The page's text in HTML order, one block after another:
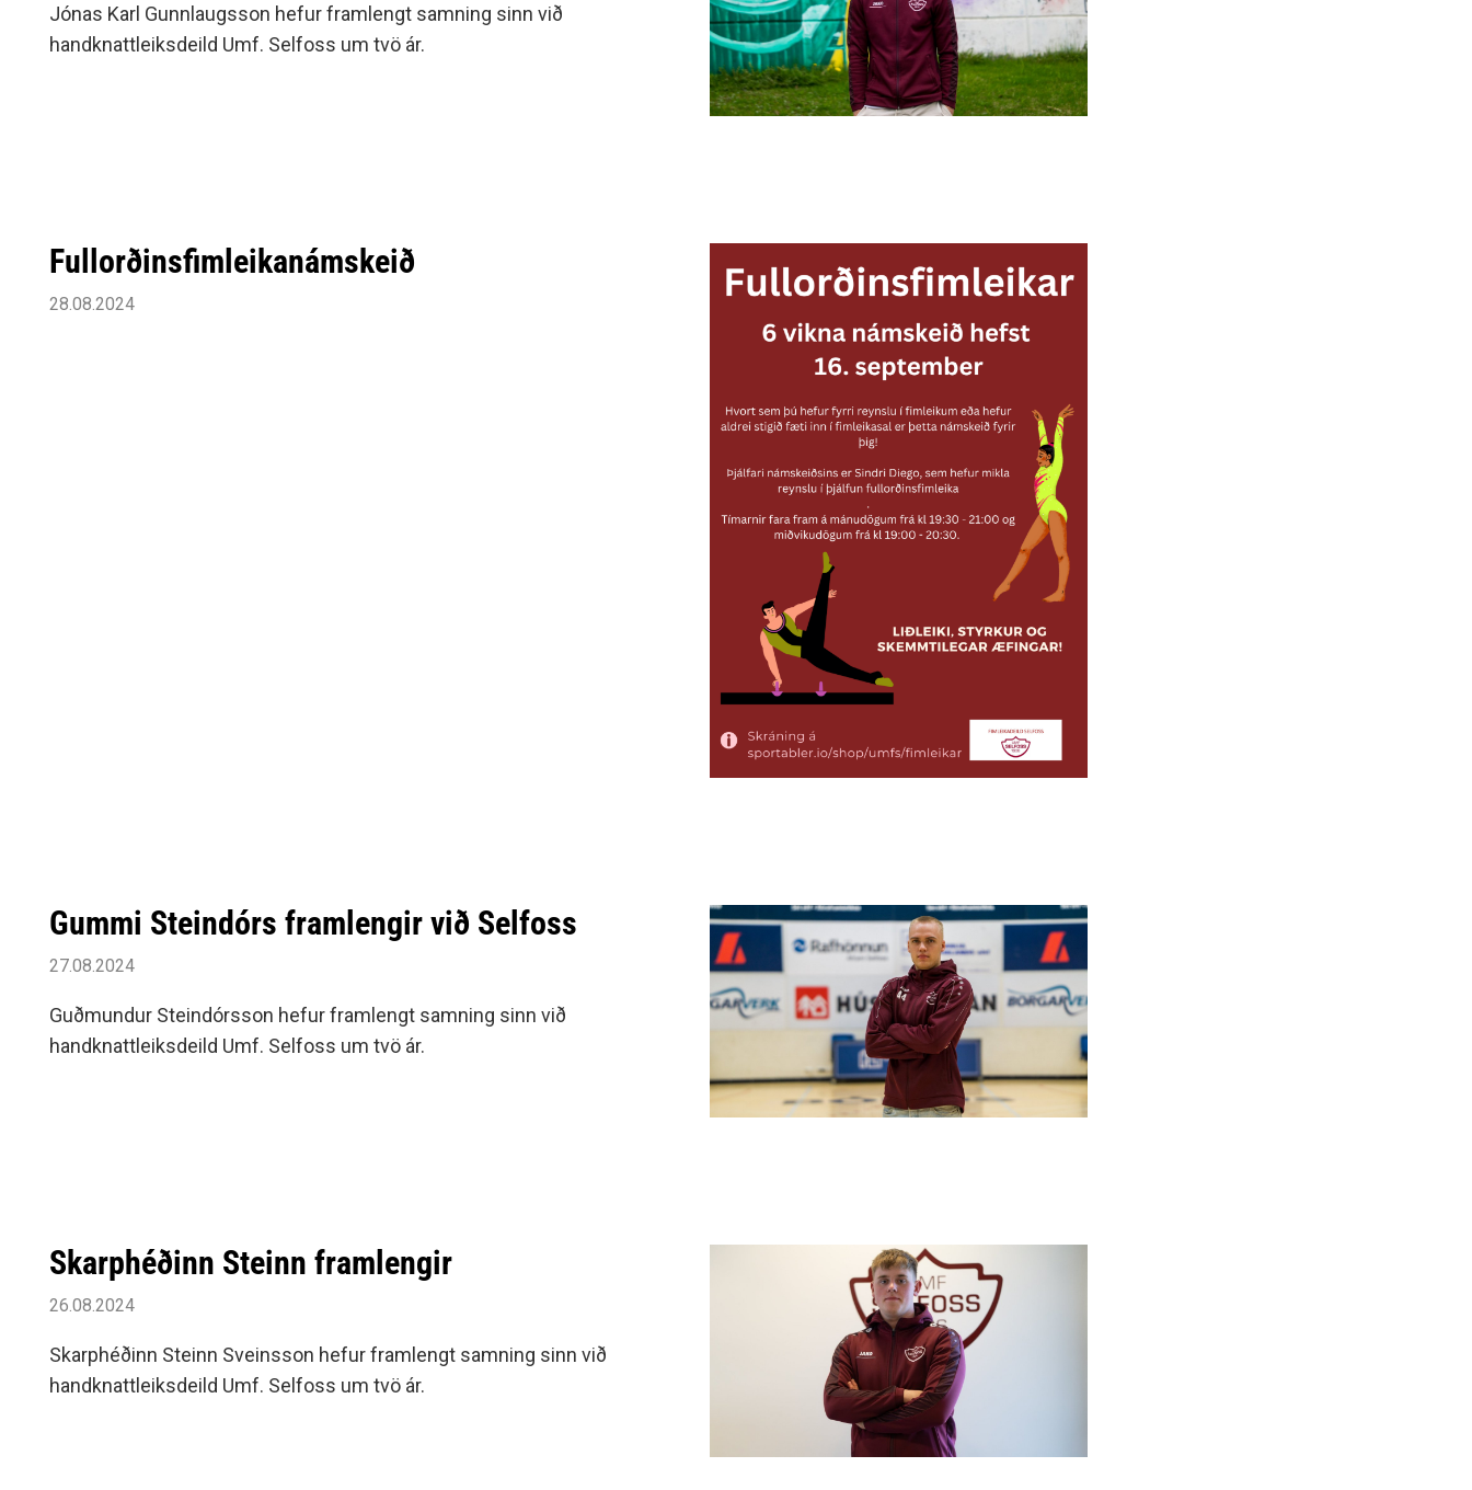
Jónas Karl Gunnlaugsson hefur framlengt samning sinn við
handknattleiksdeild Umf. Selfoss um tvö ár.
Fullorðinsfimleikanámskeið
28.08.2024
Gummi Steindórs framlengir við Selfoss
27.08.2024
Guðmundur Steindórsson hefur framlengt samning sinn við
handknattleiksdeild Umf. Selfoss um tvö ár.
Skarphéðinn Steinn framlengir
26.08.2024
Skarphéðinn Steinn Sveinsson hefur framlengt samning sinn við
handknattleiksdeild Umf. Selfoss um tvö ár.